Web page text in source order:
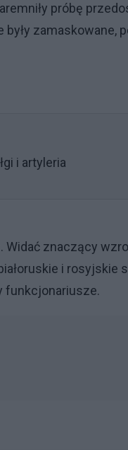
próbę
zamaskowane,
i artyleria
Widać znaczący
i rosyjskie
funkcjonariusze.